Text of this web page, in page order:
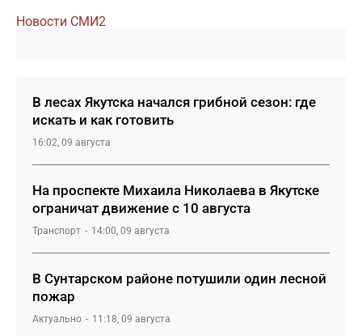
Новости СМИ2
В лесах Якутска начался грибной сезон: где
искать и как готовить
16:02, 09 августа
На проспекте Михаила Николаева в Якутске
ограничат движение с 10 августа
Транспорт 14:00, 09 августа
В Сунтарском районе потушили один лесной
пожар
Актуально 11:18, 09 августа